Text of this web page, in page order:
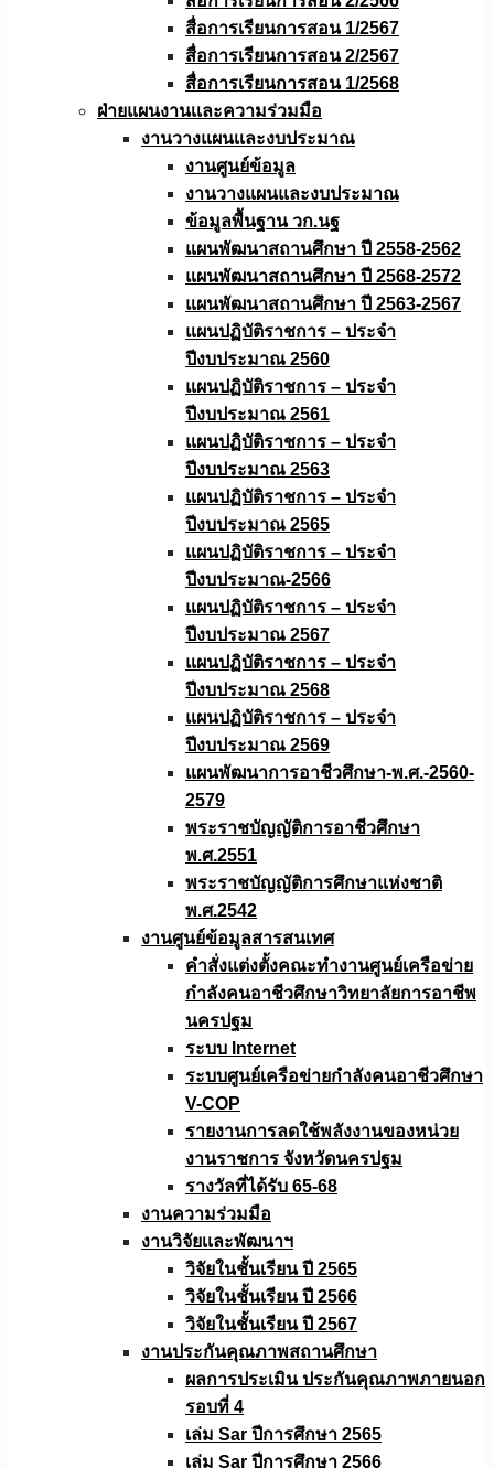
สื่อการเรียนการสอน 1/2567
สื่อการเรียนการสอน 2/2567
สื่อการเรียนการสอน 1/2568
ฝ่ายแผนงานเเละความร่วมมือ
งานวางแผนเเละงบประมาณ
งานศูนย์ข้อมูล
งานวางแผนและงบประมาณ
ข้อมูลพื้นฐาน วก.นฐ
แผนพัฒนาสถานศึกษา ปี 2558-2562
แผนพัฒนาสถานศึกษา ปี 2568-2572
แผนพัฒนาสถานศึกษา ปี 2563-2567
แผนปฏิบัติราชการ – ประจำ
ปีงบประมาณ 2560
แผนปฏิบัติราชการ – ประจำ
ปีงบประมาณ 2561
แผนปฏิบัติราชการ – ประจำ
ปีงบประมาณ 2563
แผนปฏิบัติราชการ – ประจำ
ปีงบประมาณ 2565
แผนปฏิบัติราชการ – ประจำ
ปีงบประมาณ-2566
แผนปฏิบัติราชการ – ประจำ
ปีงบประมาณ 2567
แผนปฏิบัติราชการ – ประจำ
ปีงบประมาณ 2568
แผนปฏิบัติราชการ – ประจำ
ปีงบประมาณ 2569
แผนพัฒนาการอาชีวศึกษา-พ.ศ.-2560-
2579
พระราชบัญญัติการอาชีวศึกษา
พ.ศ.2551
พระราชบัญญัติการศึกษาแห่งชาติ
พ.ศ.2542
งานศูนย์ข้อมูลสารสนเทศ
คำสั่งแต่งตั้งคณะทำงานศูนย์เครือข่าย
กำลังคนอาชีวศึกษาวิทยาลัยการอาชีพ
นครปฐม
ระบบ Internet
ระบบศูนย์เครือข่ายกำลังคนอาชีวศึกษา
V-COP
รายงานการลดใช้พลังงานของหน่วย
งานราชการ จังหวัดนครปฐม
รางวัลที่ได้รับ 65-68
งานความร่วมมือ
งานวิจัยเเละพัฒนาฯ
วิจัยในชั้นเรียน ปี 2565
วิจัยในชั้นเรียน ปี 2566
วิจัยในชั้นเรียน ปี 2567
งานประกันคุณภาพสถานศึกษา
ผลการประเมิน ประกันคุณภาพภายนอก
รอบที่ 4
เล่ม Sar ปีการศึกษา 2565
เล่ม Sar ปีการศึกษา 2566